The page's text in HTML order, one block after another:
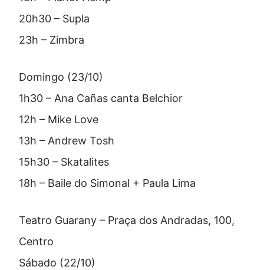
20h30 – Supla
23h – Zimbra
Domingo (23/10)
1h30 – Ana Cañas canta Belchior
12h – Mike Love
13h – Andrew Tosh
15h30 – Skatalites
18h – Baile do Simonal + Paula Lima
Teatro Guarany – Praça dos Andradas, 100,
Centro
Sábado (22/10)